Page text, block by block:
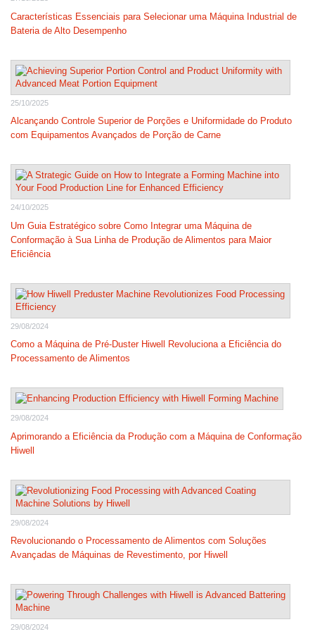
Características Essenciais para Selecionar uma Máquina Industrial de
Bateria de Alto Desempenho
25/10/2025
Alcançando Controle Superior de Porções e Uniformidade do Produto
com Equipamentos Avançados de Porção de Carne
24/10/2025
Um Guia Estratégico sobre Como Integrar uma Máquina de
Conformação à Sua Linha de Produção de Alimentos para Maior
Eficiência
29/08/2024
Como a Máquina de Pré-Duster Hiwell Revoluciona a Eficiência do
Processamento de Alimentos
29/08/2024
Aprimorando a Eficiência da Produção com a Máquina de Conformação
Hiwell
29/08/2024
Revolucionando o Processamento de Alimentos com Soluções
Avançadas de Máquinas de Revestimento, por Hiwell
29/08/2024